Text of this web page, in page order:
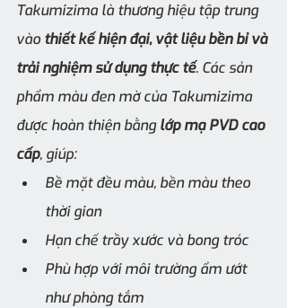
Takumizima là thương hiệu tập trung
vào thiết kế hiện đại, vật liệu bền bỉ và
trải nghiệm sử dụng thực tế. Các sản
phẩm màu đen mờ của Takumizima
được hoàn thiện bằng lớp mạ PVD cao
cấp, giúp:
Bề mặt đều màu, bền màu theo
thời gian
Hạn chế trầy xước và bong tróc
Phù hợp với môi trường ẩm ướt
như phòng tắm